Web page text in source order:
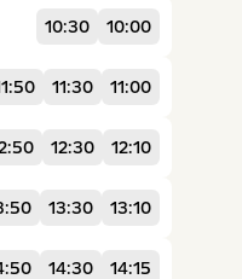
10:00
10:30
11:00
11:30
12:10
12:30
13:10
13:30
14:15
14:30